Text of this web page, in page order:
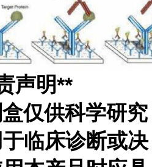
声明**
仅供科学研究
临床诊断或决